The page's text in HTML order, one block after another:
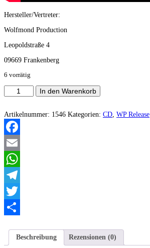
Hersteller/Vertreter:
Wolfmond Production
Leopoldstraße 4
09669 Frankenberg
6 vorrätig
Shards
Of
Lost
World
Primum
Ritual
(Live
Album)
Menge
In den Warenkorb
Artikelnummer: 1546 Kategorien: CD, WP Release
Facebook
Email
WhatsApp
Telegram
Twitter
Beschreibung
Rezensionen (0)